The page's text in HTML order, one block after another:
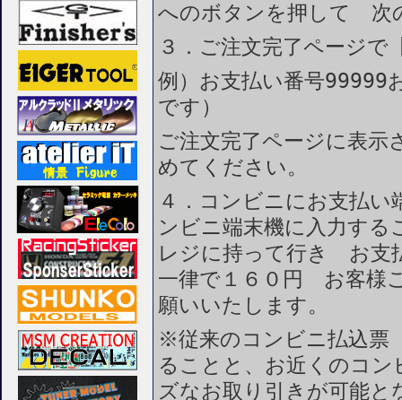
へのボタンを押して 次
３．ご注文完了ページで
例）お支払い番号
です）
ご注文完了ページに表
めてください。
４．コンビニにお支払
ンビニ端末機に入力す
レジに持って行き お支
一律で１６０円 お客様
願いいたします。
※従来のコンビニ払込票
ることと、お近くのコ
ズなお取り引きが可能